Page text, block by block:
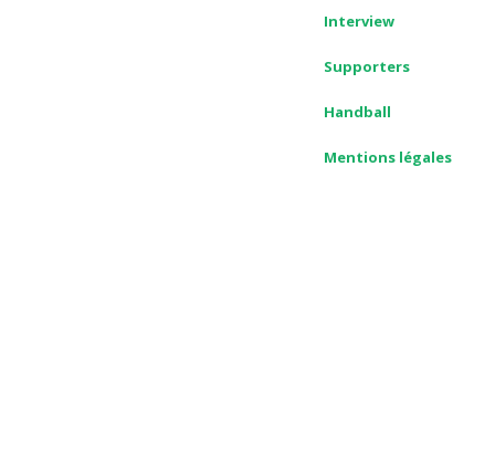
Interview
Supporters
Handball
Mentions légales